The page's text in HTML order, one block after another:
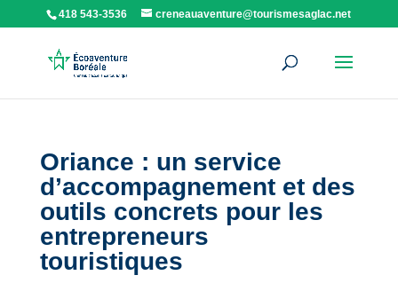
418 543-3536 creneauaventure@tourismesaglac.net
Oriance : un service
d’accompagnement et des
outils concrets pour les
entrepreneurs
touristiques